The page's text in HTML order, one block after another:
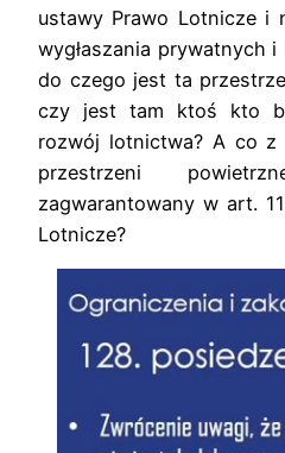
ustawy Prawo Lotnicze i
wygłaszania prywatnych
do czego jest ta
czy jest tam ktoś kto
rozwój lotnictwa? A co z
przestrzeni
zagwarantowany w art.
Lotnicze?